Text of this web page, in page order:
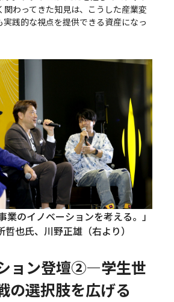
関わってきた知見は、こうした産業変
践的な視点を提供できる資産になっ
業のイノベーションを考える。」
也氏、川野正雄（右より）
ョン登壇②—学生世
の選択肢を広げる